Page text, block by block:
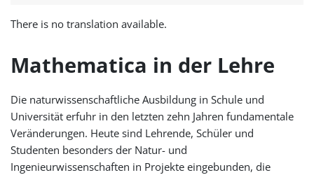
There is no translation available.
Mathematica in der Lehre
Die naturwissenschaftliche Ausbildung in Schule und
Universität erfuhr in den letzten zehn Jahren fundamentale
Veränderungen. Heute sind Lehrende, Schüler und
Studenten besonders der Natur- und
Ingenieurwissenschaften in Projekte eingebunden, die